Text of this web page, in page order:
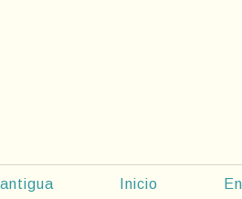
Inicio